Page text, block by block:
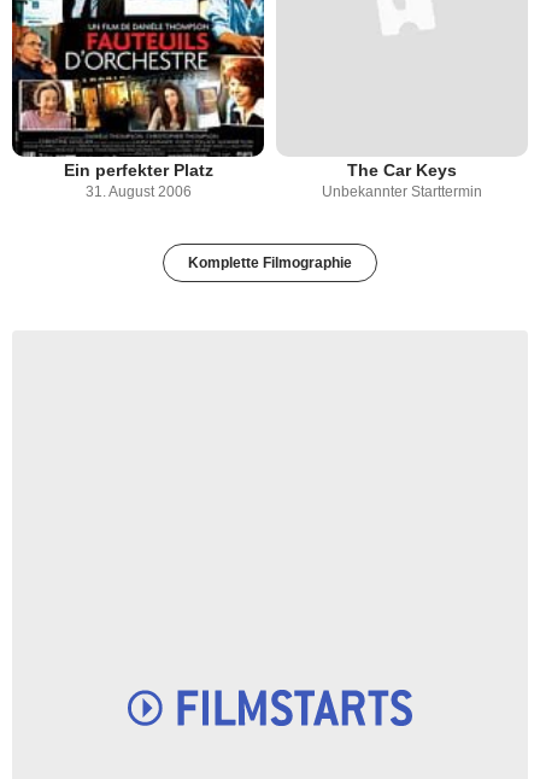
Ein perfekter Platz
31. August 2006
The Car Keys
Unbekannter Starttermin
Komplette Filmographie